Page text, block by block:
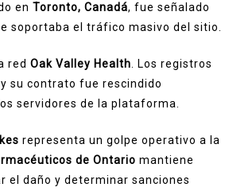
en Toronto, Canadá, fue señalado
soportaba el tráfico masivo del sitio.
red Oak Valley Health. Los registros
y su contrato fue rescindido
servidores de la plataforma.
representa un golpe operativo a la
de Ontario mantiene
el daño y determinar sanciones